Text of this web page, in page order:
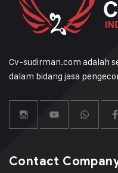
Cv-sudirman.com adalah
dalam bidang jasa
Contact